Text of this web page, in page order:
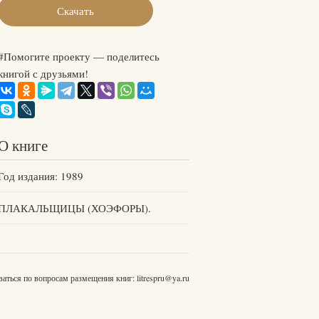
Скачать
проекту — поделитесь
с друзьями!
книге
издания: 1989
(ХОЭФОРЫ).
по вопросам размещения книг:litrespru@ya.ru